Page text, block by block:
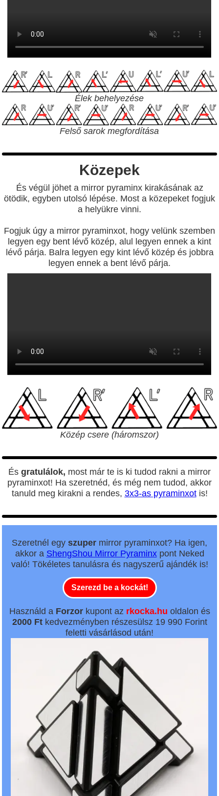
Élek behelyezése
Felső sarok megfordítása
Közepek
És végül jöhet a mirror pyraminx kirakásának az
ötödik, egyben utolsó lépése. Most a közepeket fogjuk
a helyükre vinni.
Fogjuk úgy a mirror pyraminxot, hogy velünk szemben
legyen egy bent lévő közép, alul legyen ennek a kint
lévő párja. Balra legyen egy kint lévő közép és jobbra
legyen ennek a bent lévő párja.
Közép csere (háromszor)
És gratulálok, most már te is ki tudod rakni a mirror
pyraminxot! Ha szeretnéd, és még nem tudod, akkor
tanuld meg kirakni a rendes, 3x3-as pyraminxotis!
Szeretnél egy szuper mirror pyraminxot? Ha igen,
akkor a ShengShou Mirror Pyraminxpont Neked
való! Tökéletes tanulásra és nagyszerű ajándék is!
Szerezd be a kockát!
Használd a Forzorkupont az rkocka.hu oldalon és
2000 Ftkedvezményben részesülsz 19 990 Forint
feletti vásárlásod után!